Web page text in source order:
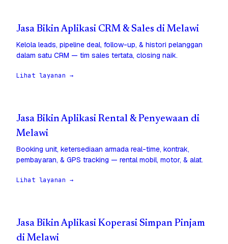
Jasa Bikin Aplikasi CRM & Sales di Melawi
Kelola leads, pipeline deal, follow-up, & histori pelanggan
dalam satu CRM — tim sales tertata, closing naik.
Lihat layanan →
Jasa Bikin Aplikasi Rental & Penyewaan di
Melawi
Booking unit, ketersediaan armada real-time, kontrak,
pembayaran, & GPS tracking — rental mobil, motor, & alat.
Lihat layanan →
Jasa Bikin Aplikasi Koperasi Simpan Pinjam
di Melawi